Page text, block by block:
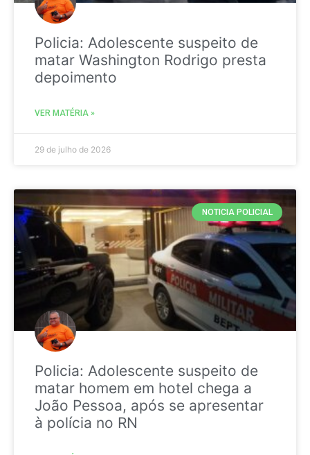
Policia: Adolescente suspeito de
matar Washington Rodrigo presta
depoimento
VER MATÉRIA »
29 de julho de 2026
NOTICIA POLICIAL
Policia: Adolescente suspeito de
matar homem em hotel chega a
João Pessoa, após se apresentar
à polícia no RN